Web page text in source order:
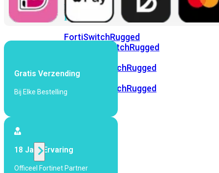
FortiSwitch
Ruggedized
FortiSwitchRugged
FortiSwitchRugged
FortiSwitchRugged
216F-
POE
FortiSwitchRugged
424F-
Alle
Gratis Verzending
Bij Elke Bestelling
18 Jaar Ervaring
Officeel Fortinet Partner